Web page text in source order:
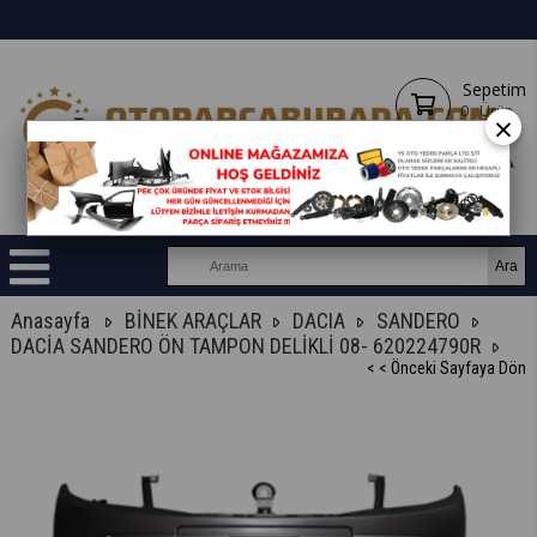
Sepetim
0 Ürün
Anasayfa BİNEK ARAÇLAR DACIA
SANDERO
DACİA SANDERO ÖN TAMPON DELİKLİ 08- 620224790R
< < Önceki Sayfaya Dön
×